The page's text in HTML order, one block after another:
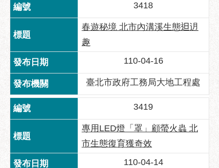
3418
春遊秘境 北市內溝溪生態𨑨迌
趣
110-04-16
臺北市政府工務局大地工程處
3419
專用LED燈「罩」顧螢火蟲 北
市生態復育獲奇效
110-04-14